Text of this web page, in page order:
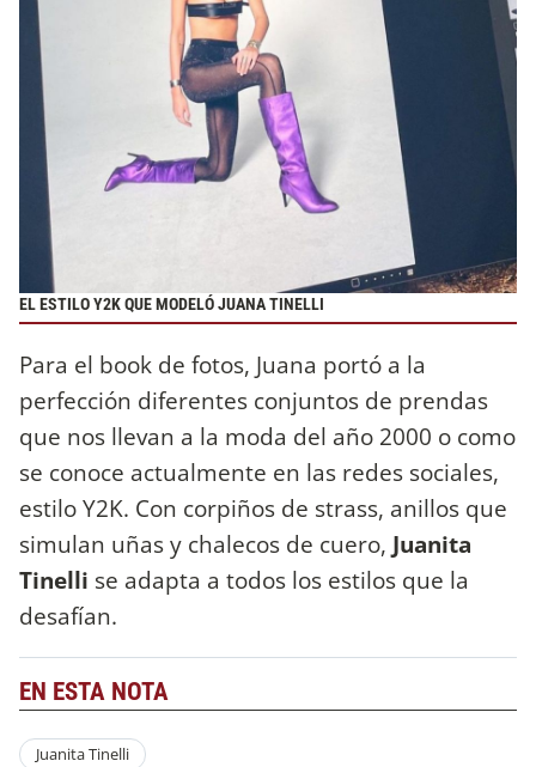
EL ESTILO Y2K QUE MODELÓ JUANA TINELLI
Para el book de fotos, Juana portó a la
perfección diferentes conjuntos de prendas
que nos llevan a la moda del año 2000 o como
se conoce actualmente en las redes sociales,
estilo Y2K. Con corpiños de strass, anillos que
simulan uñas y chalecos de cuero, Juanita
Tinelli se adapta a todos los estilos que la
desafían.
EN ESTA NOTA
Juanita Tinelli